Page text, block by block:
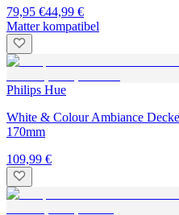
79,95 €44,99 €
Matter kompatibel
Philips Hue
White & Colour Ambiance
170mm
109,99 €